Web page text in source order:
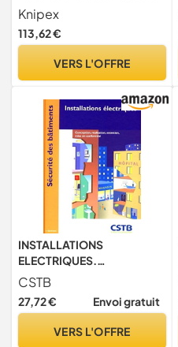
carte LS chromée isolées
par gaines bi-matière,
certifiées VDE 200 mm, 13
Knipex
113,62 €
VERS L'OFFRE
INSTALLATIONS
ELECTRIQUES.
CONCEPTION,
REALISATION, ENTRETIEN,
MISE EN CONFORMIT:
REALISATION, ENTRETIEN,
CSTB
27,72 € Envoi gratuit
VERS L'OFFRE